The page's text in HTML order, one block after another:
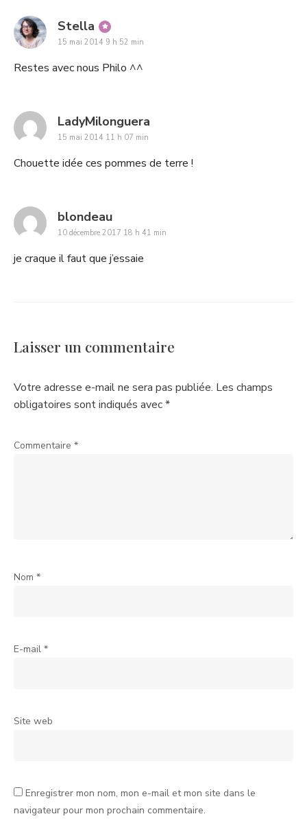
Stella says:
15 mai 2014 9 h 52 min
Restes avec nous Philo ^^
LadyMilonguera
15 mai 2014 11 h 07 min
Chouette idée ces pommes de terre !
blondeausays:
10 décembre 2017 18 h 41 min
je craque il faut que j’essaie
Laisser un commentaire
Votre adresse e-mail ne sera pas publiée. Les champs
obligatoires sont indiqués avec*
Commentaire *
Nom *
E-mail *
Site web
Enregistrer mon nom, mon e-mail et mon site dans le
navigateur pour mon prochain commentaire.